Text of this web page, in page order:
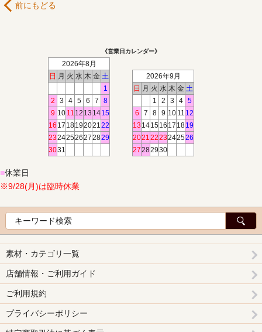
前にもどる
《営業日カレンダー》
2026年8月
日 月 火 水 木 金 土
1
2
3 4 5 6 7
8
9 10 11 12 13 1415
16 17 1819202122
23242526272829
3031
2026年9月
日 月 火 水 木 金 土
1
2 3 4
5
6
7 8 9 10 11 12
13 141516 17 1819
20212223242526
27282930
■休業日
※9/28(月)は臨時休業
素材・カテゴリ一覧
店舗情報・ご利用ガイド
ご利用規約
プライバシーポリシー